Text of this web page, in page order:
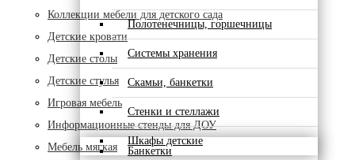
Полотенечницы, горшечницы
Системы хранения
Скамьи, банкетки
Стенки и стеллажи
Шкафы детские
Банкетки
Коллекции мебели для детского сада
Детские кровати
Детские столы
Детские стулья
Игровая мебель
Информационные стенды для ДОУ
Мебель мягкая